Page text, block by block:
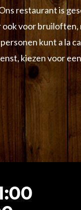
restaurant is
ook voor
kunt a la
kiezen voor een